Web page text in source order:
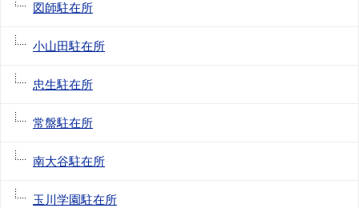
図師駐在所
小山田駐在所
忠生駐在所
常盤駐在所
南大谷駐在所
玉川学園駐在所